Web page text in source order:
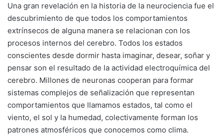
Una gran revelación en la historia de la neurociencia fue el
descubrimiento de que todos los comportamientos
extrínsecos de alguna manera se relacionan con los
procesos internos del cerebro. Todos los estados
conscientes desde dormir hasta imaginar, desear, soñar y
pensar son el resultado de la actividad electroquímica del
cerebro. Millones de neuronas cooperan para formar
sistemas complejos de señalización que representan
comportamientos que llamamos estados, tal como el
viento, el sol y la humedad, colectivamente forman los
patrones atmosféricos que conocemos como clima.